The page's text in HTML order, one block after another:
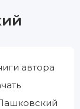
автора